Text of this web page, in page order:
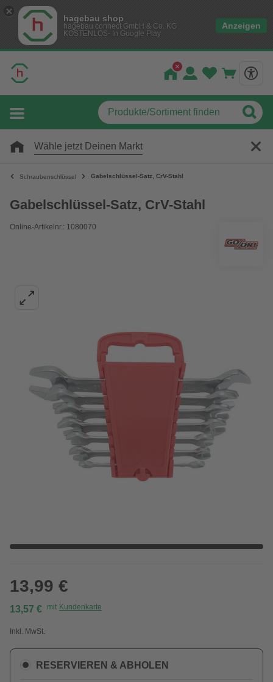
hagebau shop
hagebau connect GmbH & Co. KG
KOSTENLOS- In Google Play
Anzeigen
Wähle jetzt Deinen Markt
Schraubenschlüssel Gabelschlüssel-Satz, CrV-Stahl
Gabelschlüssel-Satz, CrV-Stahl
Online-Artikelnr.: 1080070
13,99 €
13,57 € mit Kundenkarte
Inkl. MwSt.
RESERVIEREN & ABHOLEN